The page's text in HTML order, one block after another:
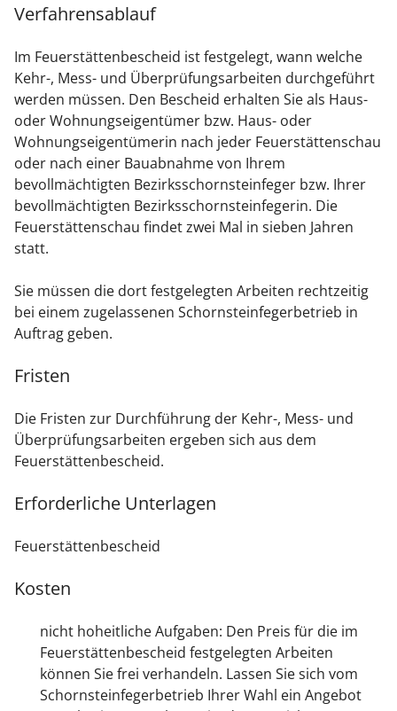
Verfahrensablauf
Im Feuerstättenbescheid ist festgelegt, wann welche
Kehr-, Mess- und Überprüfungsarbeiten durchgeführt
werden müssen. Den Bescheid erhalten Sie als Haus-
oder Wohnungseigentümer bzw. Haus- oder
Wohnungseigentümerin nach jeder Feuerstättenschau
oder nach einer Bauabnahme von Ihrem
bevollmächtigten Bezirksschornsteinfeger bzw. Ihrer
bevollmächtigten Bezirksschornsteinfegerin. Die
Feuerstättenschau findet zwei Mal in sieben Jahren
statt.
Sie müssen die dort festgelegten Arbeiten rechtzeitig
bei einem zugelassenen Schornsteinfegerbetrieb in
Auftrag geben.
Fristen
Die Fristen zur Durchführung der Kehr-, Mess- und
Überprüfungsarbeiten ergeben sich aus dem
Feuerstättenbescheid.
Erforderliche Unterlagen
Feuerstättenbescheid
Kosten
nicht hoheitlicheAufgaben: Den Preis für die im
Feuerstättenbescheid festgelegten Arbeiten
können Sie frei verhandeln. Lassen Sie sich vom
Schornsteinfegerbetrieb Ihrer Wahl ein Angebot